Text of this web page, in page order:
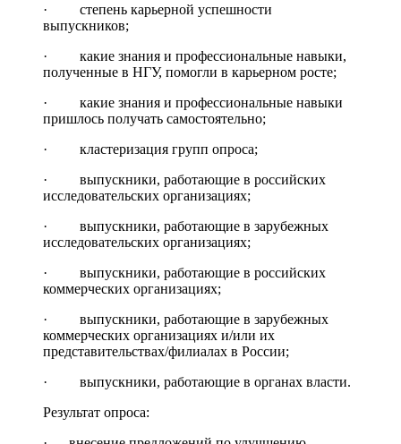
· степень карьерной успешности
выпускников;
· какие знания и профессиональные навыки,
полученные в НГУ, помогли в карьерном росте;
· какие знания и профессиональные навыки
пришлось получать самостоятельно;
· кластеризация групп опроса;
· выпускники, работающие в российских
исследовательских организациях;
· выпускники, работающие в зарубежных
исследовательских организациях;
· выпускники, работающие в российских
коммерческих организациях;
· выпускники, работающие в зарубежных
коммерческих организациях и/или их
представительствах/филиалах в России;
· выпускники, работающие в органах власти.
Результат опроса: